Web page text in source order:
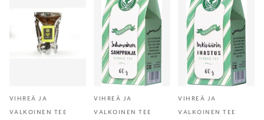
VIHREÄ JA
VALKOINEN TEE
VIHREÄ JA
VALKOINEN TEE
VIHREÄ JA
VALKOINEN TEE